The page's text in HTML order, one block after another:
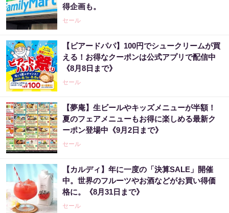
得企画も。
セール
【ビアードパパ】100円でシュークリームが買
える！お得なクーポンは公式アプリで配信中
《8月8日まで》
セール
【夢庵】生ビールやキッズメニューが半額！
夏のフェアメニューもお得に楽しめる最新ク
ーポン登場中《9月2日まで》
セール
【カルディ】年に一度の「決算SALE」開催
中。世界のフルーツやお酒などがお買い得価
格に。《8月31日まで》
セール